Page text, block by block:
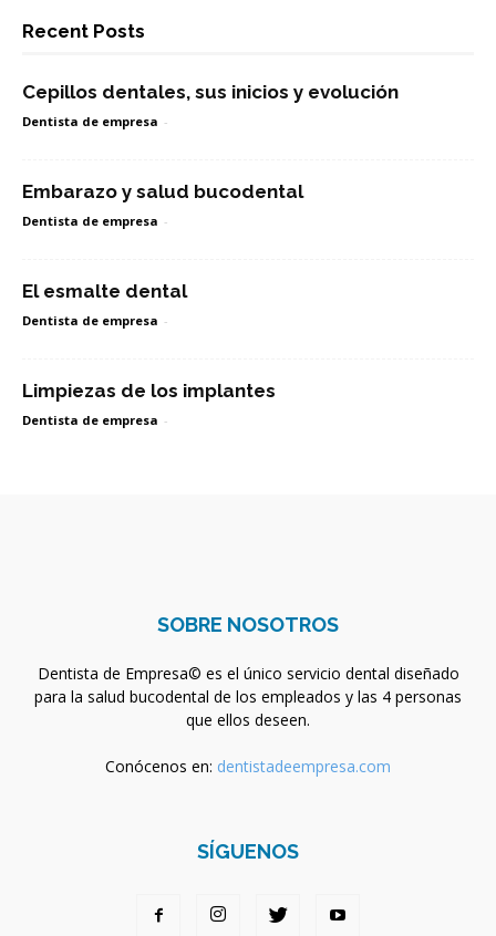
Recent Posts
Cepillos dentales, sus inicios y evolución
Dentista de empresa -
Embarazo y salud bucodental
Dentista de empresa -
El esmalte dental
Dentista de empresa -
Limpiezas de los implantes
Dentista de empresa -
SOBRE NOSOTROS
Dentista de Empresa© es el único servicio dental diseñado
para la salud bucodental de los empleados y las 4 personas
que ellos deseen.
Conócenos en: dentistadeempresa.com
SÍGUENOS